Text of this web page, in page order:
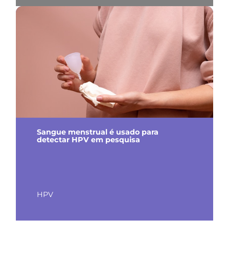
Sangue menstrual é usado para
detectar HPV em pesquisa
HPV